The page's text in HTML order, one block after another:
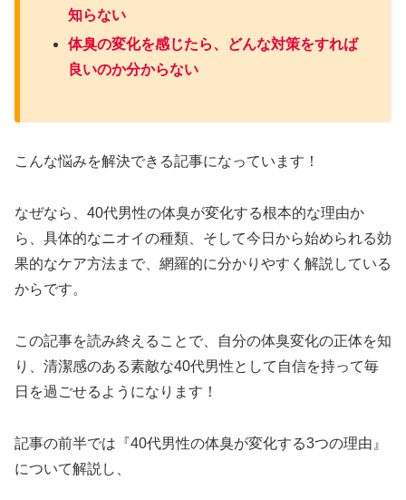
知らない
体臭の変化を感じたら、どんな対策をすれば
良いのか分からない
こんな悩みを解決できる記事になっています！
なぜなら、40代男性の体臭が変化する根本的な理由か
ら、具体的なニオイの種類、そして今日から始められる効
果的なケア方法まで、網羅的に分かりやすく解説している
からです。
この記事を読み終えることで、自分の体臭変化の正体を知
り、清潔感のある素敵な40代男性として自信を持って毎
日を過ごせるようになります！
記事の前半では『40代男性の体臭が変化する3つの理由』
について解説し、